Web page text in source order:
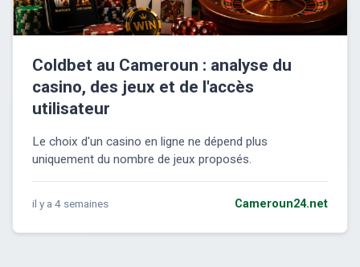
Coldbet au Cameroun : analyse du
casino, des jeux et de l'accès
utilisateur
Le choix d'un casino en ligne ne dépend plus
uniquement du nombre de jeux proposés.
il y a 4 semaines Cameroun24.net